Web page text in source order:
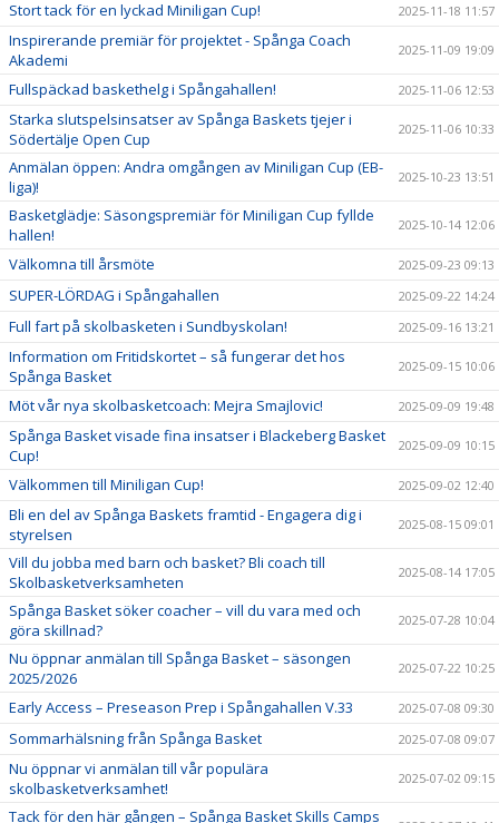
Stort tack för en lyckad Miniligan Cup! 2025-11-18 11:57
Inspirerande premiär för projektet - Spånga Coach
Akademi
2025-11-09 19:09
Fullspäckad baskethelg i Spångahallen! 2025-11-06 12:53
Starka slutspelsinsatser av Spånga Baskets tjejer i
Södertälje Open Cup
2025-11-06 10:33
Anmälan öppen: Andra omgången av Miniligan Cup (EB-
liga)!
2025-10-23 13:51
Basketglädje: Säsongspremiär för Miniligan Cup fyllde
hallen!
2025-10-14 12:06
Välkomna till årsmöte 2025-09-23 09:13
SUPER-LÖRDAG i Spångahallen 2025-09-22 14:24
Full fart på skolbasketen i Sundbyskolan! 2025-09-16 13:21
Information om Fritidskortet – så fungerar det hos
Spånga Basket
2025-09-15 10:06
Möt vår nya skolbasketcoach: Mejra Smajlovic! 2025-09-09 19:48
Spånga Basket visade fina insatser i Blackeberg Basket
Cup!
2025-09-09 10:15
Välkommen till Miniligan Cup! 2025-09-02 12:40
Bli en del av Spånga Baskets framtid - Engagera dig i
styrelsen
2025-08-15 09:01
Vill du jobba med barn och basket? Bli coach till
Skolbasketverksamheten
2025-08-14 17:05
Spånga Basket söker coacher – vill du vara med och
göra skillnad?
2025-07-28 10:04
Nu öppnar anmälan till Spånga Basket – säsongen
2025/2026
2025-07-22 10:25
Early Access – Preseason Prep i Spångahallen V.33 2025-07-08 09:30
Sommarhälsning från Spånga Basket 2025-07-08 09:07
Nu öppnar vi anmälan till vår populära
skolbasketverksamhet!
2025-07-02 09:15
Tack för den här gången – Spånga Basket Skills Camps